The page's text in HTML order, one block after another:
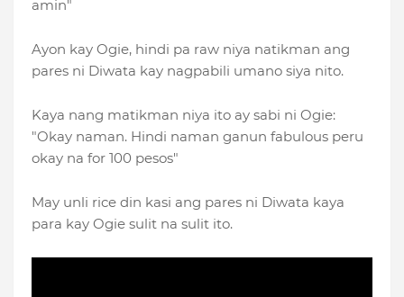
amin"
Ayon kay Ogie, hindi pa raw niya natikman ang
pares ni Diwata kay nagpabili umano siya nito.
Kaya nang matikman niya ito ay sabi ni Ogie:
"Okay naman. Hindi naman ganun fabulous peru
okay na for 100 pesos"
May unli rice din kasi ang pares ni Diwata kaya
para kay Ogie sulit na sulit ito.